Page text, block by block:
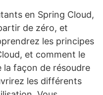
en Spring Cloud,
de zéro, et
les principes
et comment le
façon de résoudre
les différents